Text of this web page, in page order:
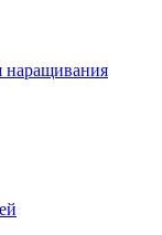
наращивания